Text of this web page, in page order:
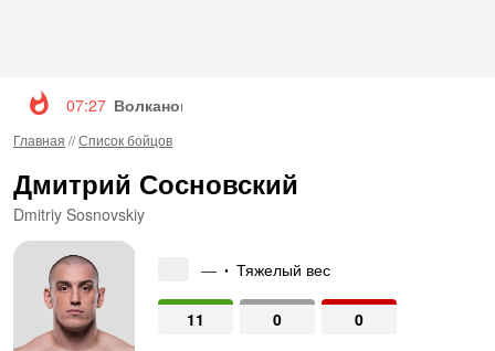
07:27 Волкановски и Евлоев возглавят турнир UFC
Главная //Список бойцов
Дмитрий Сосновский
Dmitriy Sosnovskiy
— • Тяжелый вес
11 0 0